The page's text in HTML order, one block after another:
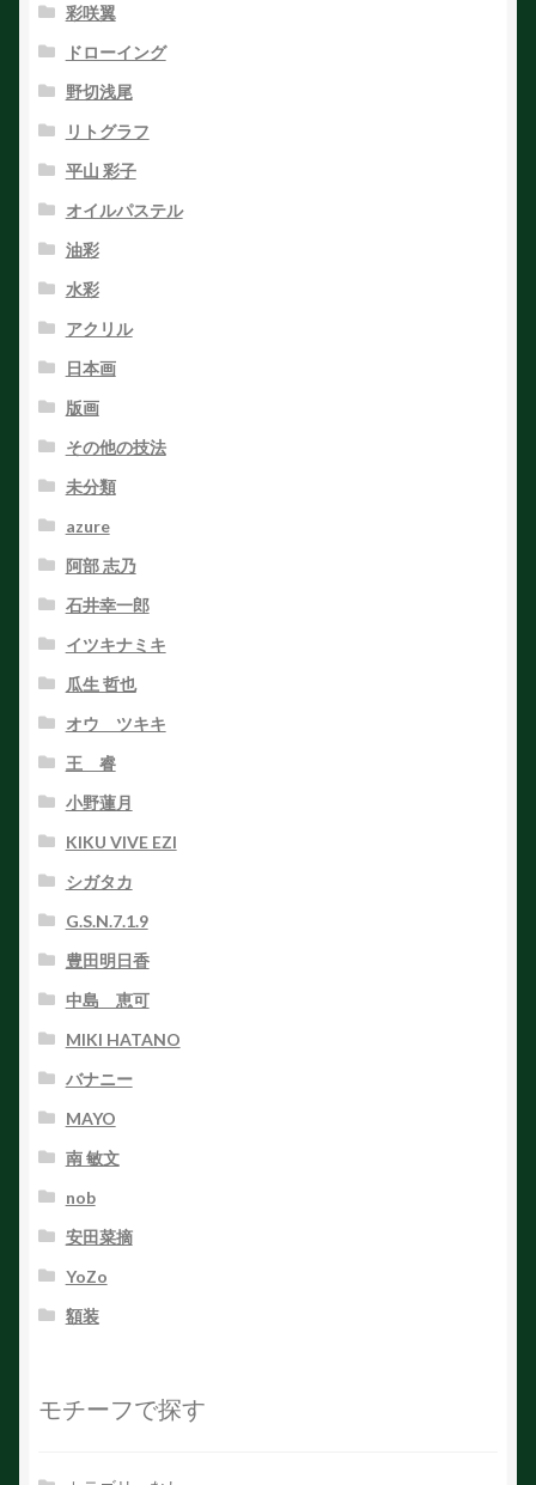
彩咲翼
ドローイング
野切浅尾
リトグラフ
平山 彩子
オイルパステル
油彩
水彩
アクリル
日本画
版画
その他の技法
未分類
azure
阿部 志乃
石井幸一郎
イツキナミキ
瓜生 哲也
オウ ツキキ
王 睿
小野蓮月
KIKU VIVE EZI
シガタカ
G.S.N.7.1.9
豊田明日香
中島 恵可
MIKI HATANO
バナニー
MAYO
南 敏文
nob
安田菜摘
YoZo
額装
モチーフで探す